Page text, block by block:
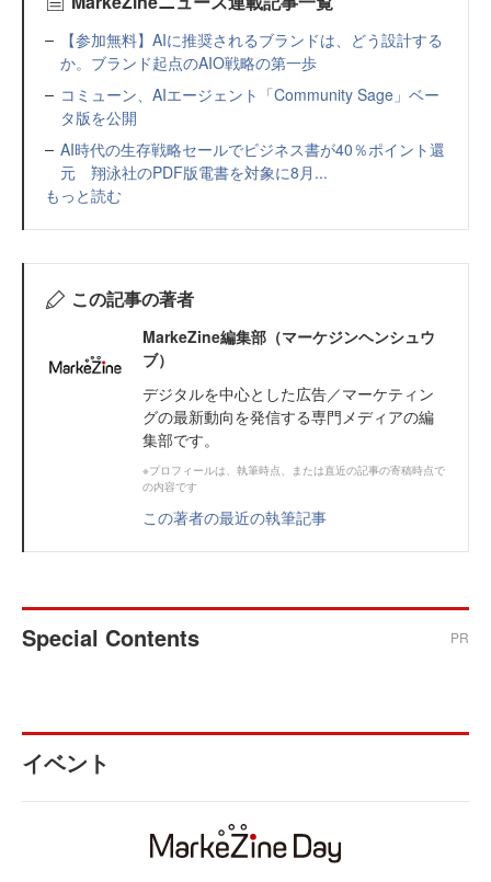
【参加無料】AIに推奨されるブランドは、どう設計する
か。ブランド起点のAIO戦略の第一歩
コミューン、AIエージェント「Community Sage」ベー
タ版を公開
AI時代の生存戦略セールでビジネス書が40％ポイント還
元 翔泳社のPDF版電書を対象に8月...
もっと読む
この記事の著者
MarkeZine編集部（マーケジンヘンシュウ
ブ）
デジタルを中心とした広告／マーケティン
グの最新動向を発信する専門メディアの編
集部です。
※プロフィールは、執筆時点、または直近の記事の寄稿時点で
の内容です
この著者の最近の執筆記事
Special Contents PR
イベント